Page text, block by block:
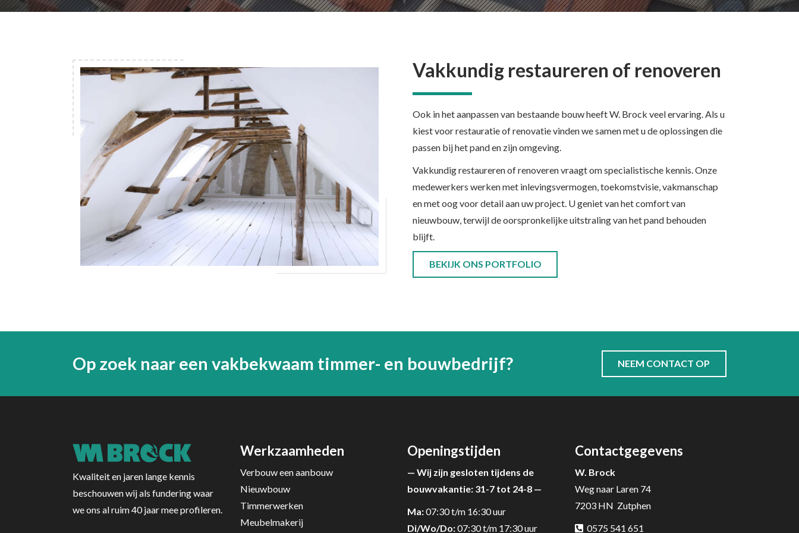
Vakkundig restaureren of renoveren
Ook in het aanpassen van bestaande bouw heeft W. Brock veel ervaring. Als u
kiest voor restauratie of renovatie vinden we samen met u de oplossingen die
passen bij het pand en zijn omgeving.
Vakkundig restaureren of renoveren vraagt om specialistische kennis. Onze
medewerkers werken met inlevingsvermogen, toekomstvisie, vakmanschap
en met oog voor detail aan uw project. U geniet van het comfort van
nieuwbouw, terwijl de oorspronkelijke uitstraling van het pand behouden
blijft.
BEKIJK ONS PORTFOLIO
Op zoek naar een vakbekwaam timmer- en bouwbedrijf? NEEM CONTACT OP
Kwaliteit en jaren lange kennis
beschouwen wij als fundering waar
we ons al ruim 40 jaar mee profileren.
Werkzaamheden
Verbouw een aanbouw
Nieuwbouw
Timmerwerken
Meubelmakerij
Openingstijden
— Wij zijn gesloten tijdens de
bouwvakantie: 31-7 tot 24-8 —
Ma:07:30 t/m 16:30 uur
Di/Wo/Do:07:30 t/m 17:30 uur
Contactgegevens
W. Brock
Weg naar Laren 74
7203 HN Zutphen
0575 541 651